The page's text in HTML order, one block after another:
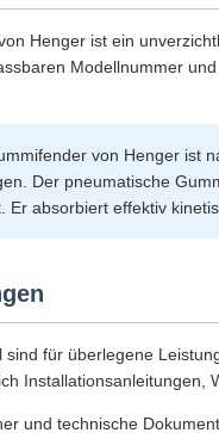
Henger ist ein
Modellnummer
von Henger ist
Der pneumatische
absorbiert effektiv
für überlegene
und technische